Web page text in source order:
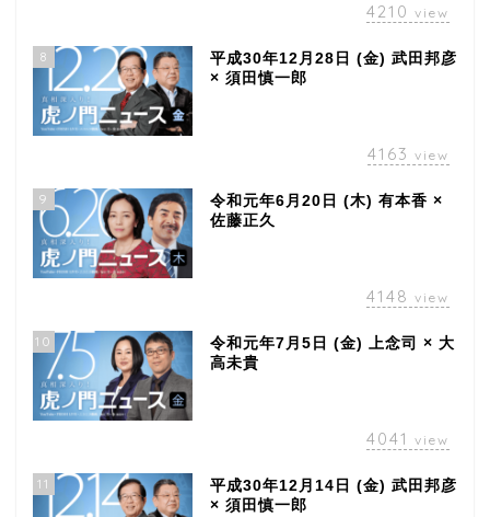
4210 view
8
平成30年12月28日 (金) 武田邦彦
× 須田慎一郎
4163 view
9
令和元年6月20日 (木) 有本香 ×
佐藤正久
4148 view
10
令和元年7月5日 (金) 上念司 × 大
高未貴
4041 view
11
平成30年12月14日 (金) 武田邦彦
× 須田慎一郎